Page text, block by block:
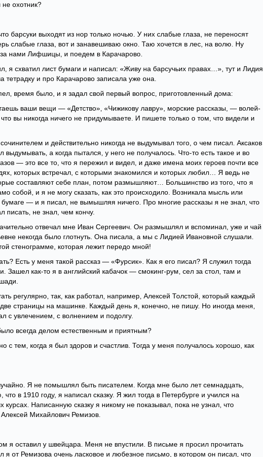
охотник?
барсуки выходят из нор только ночью. У них слабые глаза, не переносят
слабые глаза, вот и занавешиваю окно. Таю хочется в лес, на волю. Ну
за нами Лифшицы, и поедем в Карачарово.
я схватил лист бумаги и написал: «Живу на барсучьих правах…», тут и Лидия
тетрадку и про Карачарово записала уже она.
время было, и я задал свой первый вопрос, приготовленный дома:
ваши вещи — «Детство», «Чижикову лавру», морские рассказы, — волей-
вы никогда ничего не придумываете. И пишете только о том, что видели и
и действительно никогда не выдумывал того, о чем писал. Аксаков
выдумывать, а когда пытался, у него не получалось. Что-то есть такое и во
— это все то, что я пережил и видел, и даже имена моих героев почти все
которых встречал, с которыми знакомился и которых любил… Я ведь не
составляют себе план, потом размышляют… Большинство из того, что я
собой, и я не могу сказать, как это происходило. Возникала мысль или
— и я писал, не вымышляя ничего. Про многие рассказы я не знал, что
писать, не знал, чем кончу.
отвечал мне Иван Сергеевич. Он размышлял и вспоминал, уже и чай
некогда было глотнуть. Она писала, а мы с Лидией Ивановной слушали.
стенограмме, которая лежит передо мной!
Есть у меня такой рассказ — «Фурсик». Как я его писал? Я служил тогда
Зашел как-то я в английский кабачок — смокинг-рум, сел за стол, там и
регулярно, так, как работал, например, Алексей Толстой, который каждый
страницы на машинке. Каждый день я, конечно, не пишу. Но иногда меня,
с увлечением, с волнением и подолгу.
всегда делом естественным и приятным?
с тем, когда я был здоров и счастлив. Тогда у меня получалось хорошо, как
Я не помышлял быть писателем. Когда мне было лет семнадцать,
в 1910 году, я написал сказку. Я жил тогда в Петербурге и учился на
курсах. Написанную сказку я никому не показывал, пока не узнал, что
Михайлович Ремизов.
я оставил у швейцара. Меня не впустили. В письме я просил прочитать
я от Ремизова очень ласковое и любезное письмо, в котором он писал, что